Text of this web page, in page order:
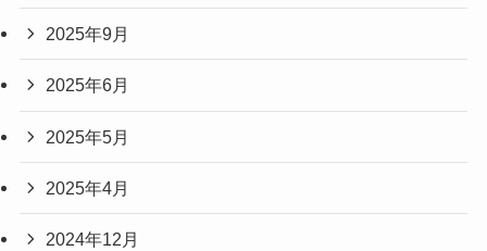
2025年9月
2025年6月
2025年5月
2025年4月
2024年12月